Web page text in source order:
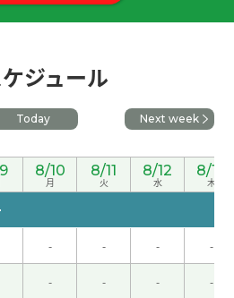
谢!
台湾工作看看呀！ 下次见
( 男性 )
めの先生です
如果在台湾有好工作的话请
ジュール
Today Next week
8/10
月
8/11
火
8/12
水
8/13
木
- - - -
- - - -